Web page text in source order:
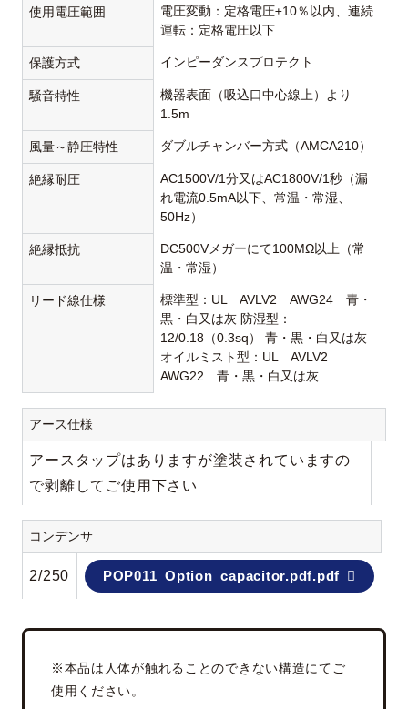
使用電圧範囲
電圧変動：定格電圧±10％以内、連続
運転：定格電圧以下
保護方式 インピーダンスプロテクト
騒音特性
機器表面（吸込口中心線上）より
1.5m
風量～静圧特性 ダブルチャンバー方式（AMCA210）
絶縁耐圧
AC1500V/1分又はAC1800V/1秒（漏
れ電流0.5mA以下、常温・常湿、
50Hz）
絶縁抵抗
DC500Vメガーにて100MΩ以上（常
温・常湿）
リード線仕様
標準型：UL AVLV2 AWG24 青・
黒・白又は灰 防湿型：
12/0.18（0.3sq） 青・黒・白又は灰
オイルミスト型：UL AVLV2
AWG22 青・黒・白又は灰
アース仕様
アースタップはありますが塗装されていますの
で剥離してご使用下さい
コンデンサ
2/250 POP011_Option_capacitor.pdf.pdf
※本品は人体が触れることのできない構造にてご
使用ください。